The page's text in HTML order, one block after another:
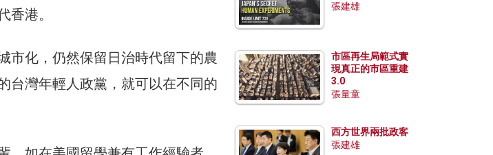
香港。
市化，仍然保留日治時代留下的農
台灣年輕人政黨，就可以在不同的
張建雄
市區再生局範式實
現真正的市區重建
3.0
張量童
西方世界兩批政客
張建雄